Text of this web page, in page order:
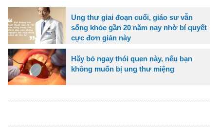
Ung thư giai đoạn cuối, giáo sư vẫn
sống khỏe gần 20 năm nay nhờ bí quyết
cực đơn giản này
Hãy bỏ ngay thói quen này, nếu bạn
không muốn bị ung thư miệng